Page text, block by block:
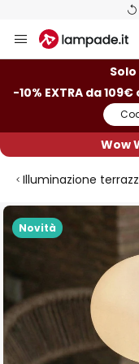
Salta
al
Solo
-10% EXTRA da 109€
Wow
Illuminazione
Novità
Vai
alla
della
galleria
di
immagini